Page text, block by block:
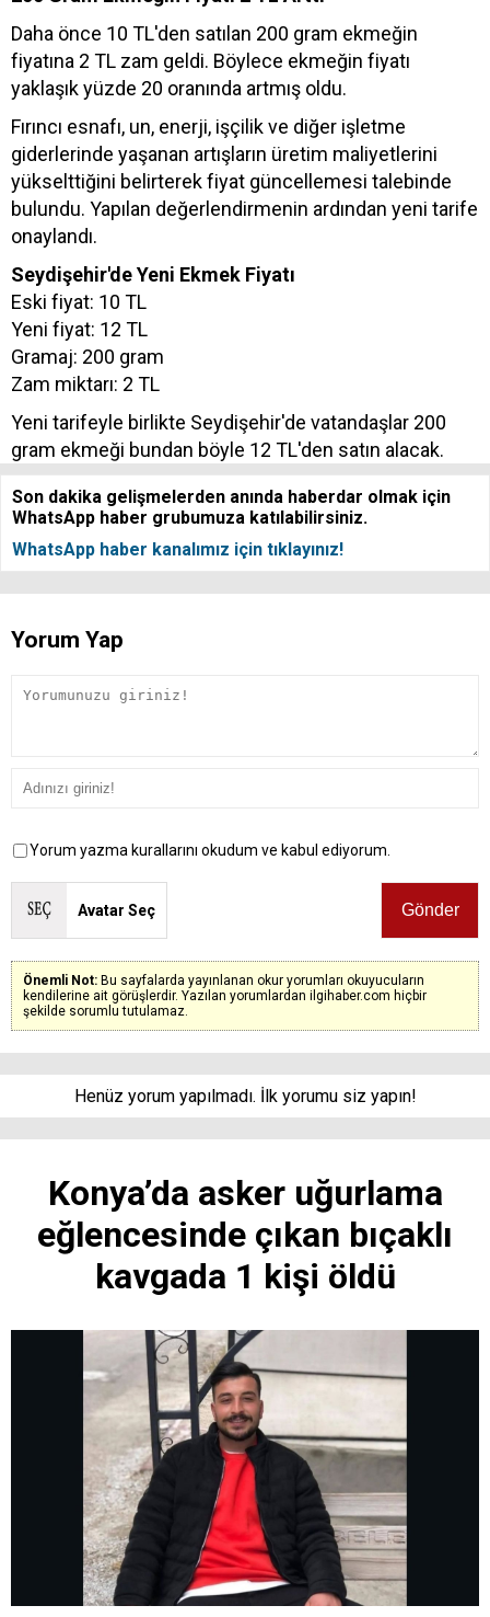
Daha önce 10 TL'den satılan 200 gram ekmeğin
fiyatına 2 TL zam geldi. Böylece ekmeğin fiyatı
yaklaşık yüzde 20 oranında artmış oldu.
Fırıncı esnafı, un, enerji, işçilik ve diğer işletme
giderlerinde yaşanan artışların üretim maliyetlerini
yükselttiğini belirterek fiyat güncellemesi talebinde
bulundu. Yapılan değerlendirmenin ardından yeni tarife
onaylandı.
Seydişehir'de Yeni Ekmek Fiyatı
Eski fiyat: 10 TL
Yeni fiyat: 12 TL
Gramaj: 200 gram
Zam miktarı: 2 TL
Yeni tarifeyle birlikte Seydişehir'de vatandaşlar 200
gram ekmeği bundan böyle 12 TL'den satın alacak.
Son dakika gelişmelerden anında haberdar olmak için
WhatsApp haber grubumuza katılabilirsiniz.
WhatsApp haber kanalımız için tıklayınız!
Yorum Yap
Yorum yazma kurallarını okudum ve kabul ediyorum.
Avatar Seç
Önemli Not: Bu sayfalarda yayınlanan okur yorumları okuyucuların
kendilerine ait görüşlerdir. Yazılan yorumlardan ilgihaber.com hiçbir
şekilde sorumlu tutulamaz.
Henüz yorum yapılmadı. İlk yorumu siz yapın!
Konya’da asker uğurlama
eğlencesinde çıkan bıçaklı
kavgada 1 kişi öldü